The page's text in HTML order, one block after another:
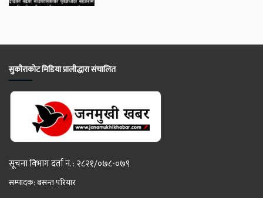
सुकौराकोट मिडिया प्रालीद्धारा संचालित
सूचना विभाग दर्ता नं. : २८२१/०७८-०७९
सम्पादक: बसन्त परियार